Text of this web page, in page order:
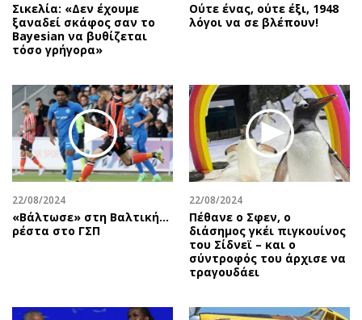
Σικελία: «Δεν έχουμε
ξαναδεί σκάφος σαν το
Bayesian να βυθίζεται
τόσο γρήγορα»
Ούτε ένας, ούτε έξι, 1948
λόγοι να σε βλέπουν!
22/08/2024
«Βάλτωσε» στη Βαλτική...
ρέστα στο ΓΣΠ
22/08/2024
Πέθανε ο Σφεν, ο
διάσημος γκέι πιγκουίνος
του Σίδνεϊ – και ο
σύντροφός του άρχισε να
τραγουδάει